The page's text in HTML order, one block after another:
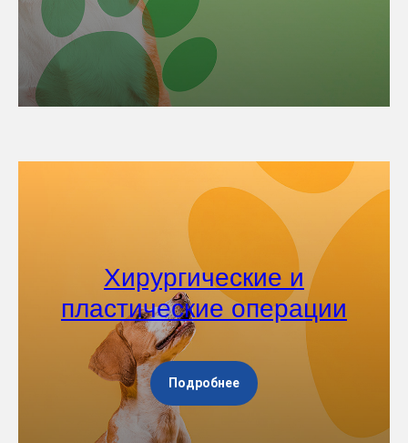
Хирургические и
пластические операции
Подробнее